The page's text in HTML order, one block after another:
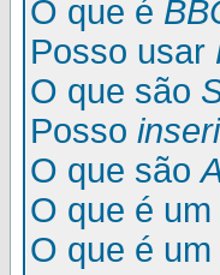
O que é
Posso usar
O que são
Posso
O que são
O que é
O que é